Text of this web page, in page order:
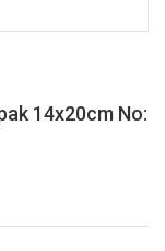
14x20cm No: